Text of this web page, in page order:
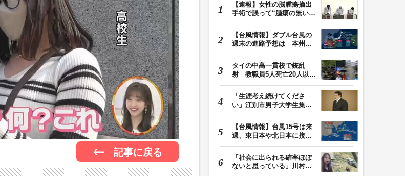
記事に戻る
【速報】女性の脳腫瘍摘出
手術で誤って“腫瘍の無い部
【台風情報】ダブル台風の
週末の進路予想は 本州は
タイの中高一貫校で銃乱
射 教職員5人死亡20人以上
「生涯考え続けてくださ
い」江別市男子大学生集団
【台風情報】台風15号は来
週、東日本や北日本に接近
「社会に出られる確率ほぼ
ないと思っている」川村葉